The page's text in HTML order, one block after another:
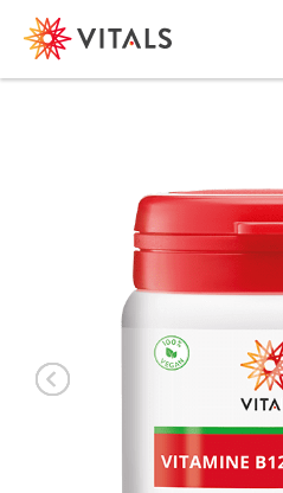
We staan elke dag voor je klaar!
ndien we je ergens mee kunnen
helpen, neem dan contact met
075-6476050